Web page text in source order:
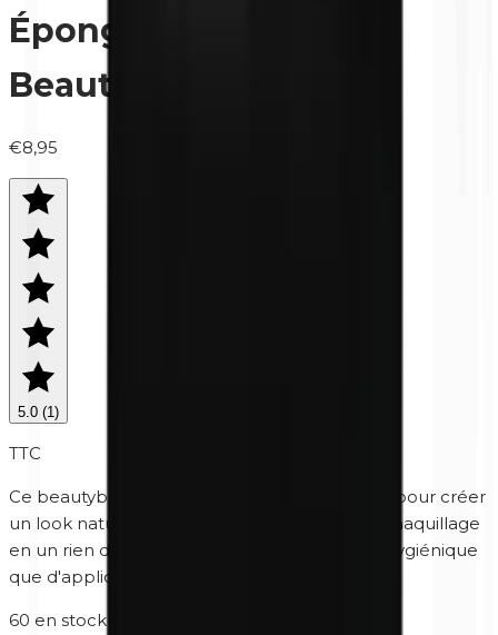
Éponge à maquillage |
Beautyblender
€8,95
5.0 (1)
TTC
Ce beautyblender pratique est indispensable pour créer
un look naturel. Vous pouvez terminer votre maquillage
en un rien de temps et c'est beaucoup plus hygiénique
que d'appliquer un produit avec les mains.
60 en stock